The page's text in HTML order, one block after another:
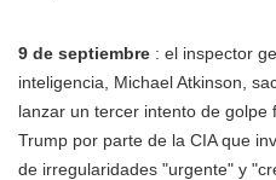
9 de septiembre : el inspector
inteligencia, Michael Atkinson,
lanzar un tercer intento de golpe
Trump por parte de la CIA que
de irregularidades "urgente" y